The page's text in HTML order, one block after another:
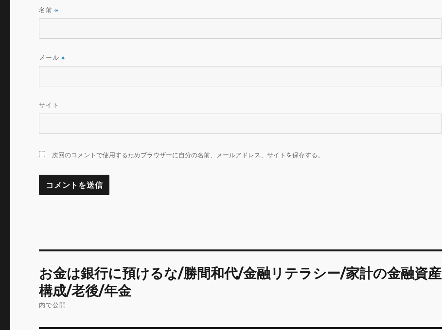
名前※
メール※
サイト
次回のコメントで使用するためブラウザーに自分の名前、メールアドレス、サイトを保存する。
稿
ナ
お金は銀行に預けるな/勝間和代/金融リテラシー/家計の金融資産
構成/老後/年金
内で公開